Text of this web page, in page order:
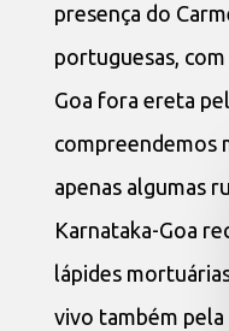
presença do
portuguesas,
Goa fora ereta
compreendemos
apenas algumas
Karnataka-Goa
lápides
vivo também